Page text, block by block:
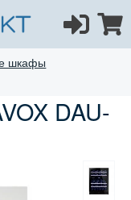
шкафы
DAU-